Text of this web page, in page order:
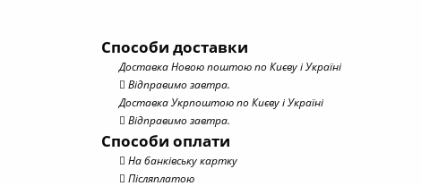
Способи доставки
Доставка Новою поштою по Києву і Україні
Відправимо завтра.
Доставка Укрпоштою по Києву і Україні
Відправимо завтра.
Способи оплати
На банківську картку
Післяплатою